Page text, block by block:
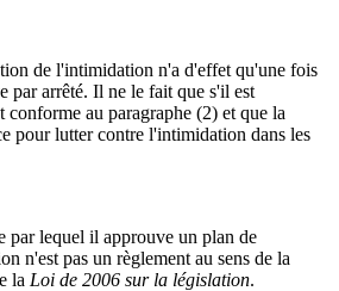
de l'intimidation n'a d'effet qu'une fois
par arrêté. Il ne le fait que s'il est
conforme au paragraphe (2) et que la
pour lutter contre l'intimidation dans les
lequel il approuve un plan de
n'est pas un règlement au sens de la
la Loi de 2006 sur la législation.